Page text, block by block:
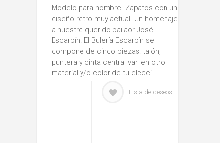
Modelo para hombre. Zapatos con un
diseño retro muy actual. Un homenaje
a nuestro querido bailaor José
Escarpín. El Bulería Escarpín se
compone de cinco piezas: talón,
puntera y cinta central van en otro
material y/o color de tu elecci...
Lista de deseos